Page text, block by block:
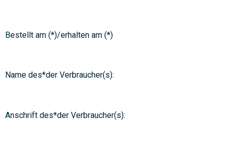
Bestellt am (*)/erhalten am (*)
Name des*der Verbraucher(s):
Anschrift des*der Verbraucher(s):